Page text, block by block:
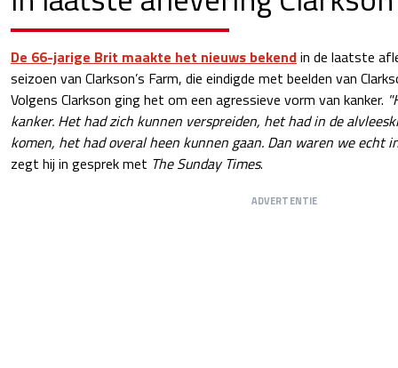
De 66-jarige Brit maakte het nieuws bekendin de laatste
seizoen van Clarkson’s Farm, die eindigde met beelden van
Volgens Clarkson ging het om een agressieve vorm van kanker.
kanker. Het had zich kunnen verspreiden, het had in de
komen, het had overal heen kunnen gaan. Dan waren we echt
zegt hij in gesprek met The Sunday Times.
ADVERTENTIE